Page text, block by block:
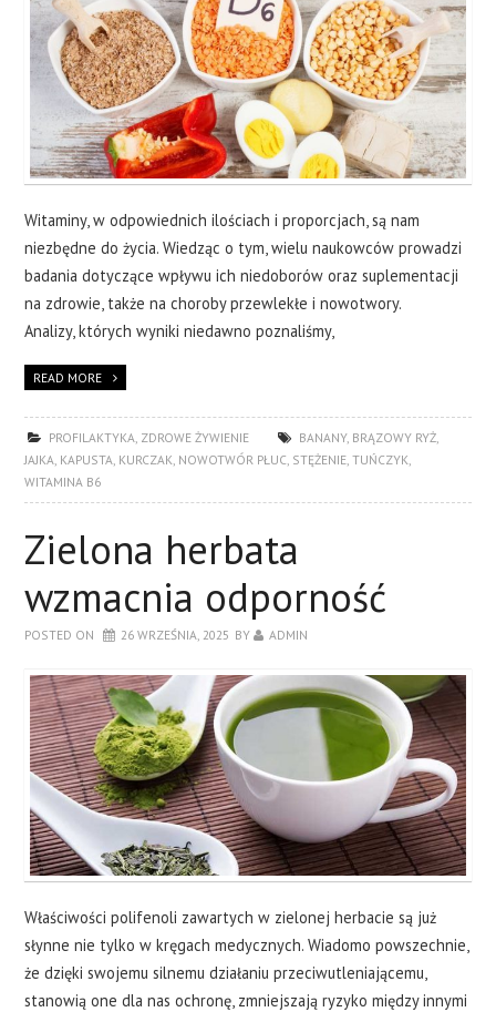
Witaminy, w odpowiednich ilościach i proporcjach, są nam
niezbędne do życia. Wiedząc o tym, wielu naukowców prowadzi
badania dotyczące wpływu ich niedoborów oraz suplementacji
na zdrowie, także na choroby przewlekłe i nowotwory.
Analizy, których wyniki niedawno poznaliśmy,
READ MORE
PROFILAKTYKA ZDROWE ŻYWIENIE BANANY, BRĄZOWY RYŻ
JAJKA KAPUSTA KURCZAK NOWOTWÓR PŁUC STĘŻENIE ,TUŃCZYK
WITAMINA B6
Zielona herbata
wzmacnia odporność
POSTED ON 26 WRZEŚNIA, 2025 BY ADMIN
Właściwości polifenoli zawartych w zielonej herbacie są już
słynne nie tylko w kręgach medycznych. Wiadomo powszechnie,
że dzięki swojemu silnemu działaniu przeciwutleniającemu,
stanowią one dla nas ochronę, zmniejszają ryzyko między innymi